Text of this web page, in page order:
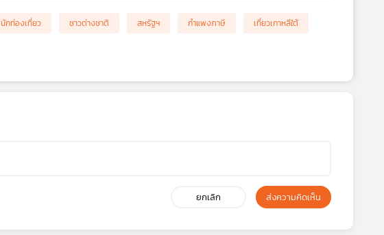
นักท่องเที่ยว ชาวต่างชาติ สหรัฐฯ กำแพงภาษี
เที่ยวเกาหลีใต้
ยกเลิก ส่งความคิดเห็น